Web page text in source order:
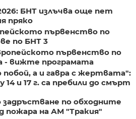
БНТ излъчва още пет
пряко
първенство по
по БНТ 3
първенство по
- вижте програмата
побой, а и гавра с жертвата":
и 17 г. са пребили до смърт
по обходните
пожара на АМ "Тракия"